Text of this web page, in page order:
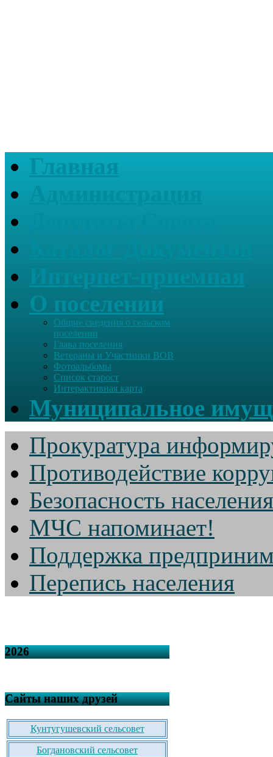
Главная
О поселении
Общие сведения о сельском
поселении
Глава поселения
Ветераны и Участники ВОВ
Фотоальбомы
Список старост
Интерактивная карта
Муниципальное
Прокуратура
Противодействие
Безопасность населения
МЧС напоминает!
Поддержка
Перепись населения
2026
Сайты наших друзей
Кунтугушевский сельсовет
Богдановский сельсовет